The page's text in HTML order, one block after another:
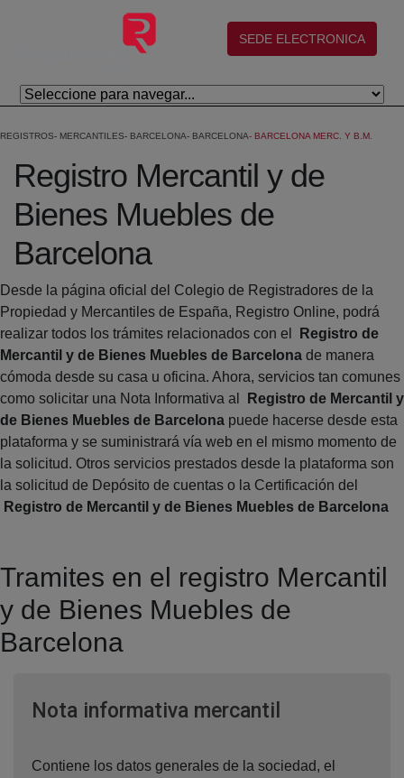
Skip to Main Content
(abre en nueva ventana)
SEDE ELECTRONICA
REGISTROS MERCANTILES BARCELONA BARCELONA BARCELONA MERC. Y B.M.
Registro Mercantil y de
Bienes Muebles de
Barcelona
Desde la página oficial del Colegio de Registradores de la
Propiedad y Mercantiles de España, Registro Online, podrá
realizar todos los trámites relacionados con el
Registro de
Mercantil y de Bienes Muebles de Barcelona de manera
cómoda desde su casa u oficina. Ahora, servicios tan comunes
como solicitar una Nota Informativa al
Registro de Mercantil y
de Bienes Muebles de Barcelona puede hacerse desde esta
plataforma y se suministrará vía web en el mismo momento de
la solicitud. Otros servicios prestados desde la plataforma son
la solicitud de Depósito de cuentas o la Certificación del
Registro de Mercantil y de Bienes Muebles de Barcelona
Tramites en el registro Mercantil
y de Bienes Muebles de
Barcelona
Nota informativa mercantil
Contiene los datos generales de la sociedad, el